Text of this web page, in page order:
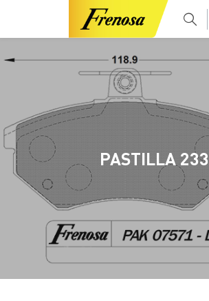
PASTILLA 233